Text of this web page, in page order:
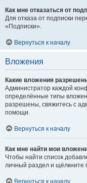
Как мне отказаться от
Для отказа от подписки
«Подписки».
Вернуться к началу
Вложения
Какие вложения
Администратор каждой
определённые типы
разрешены, свяжитесь с
помощи.
Вернуться к началу
Как мне найти мои
Чтобы найти список
личный раздел и щёлкните
Вернуться к началу